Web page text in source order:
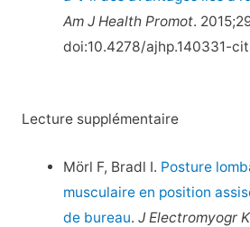
Am J Health Promot.
doi:10.4278/ajhp.140331-
Lecture supplémentaire
Mörl F, Bradl I. Posture
musculaire en position
de bureau.J Electromyogr